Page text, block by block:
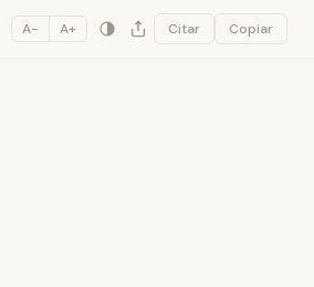
A− A+ Citar Copiar